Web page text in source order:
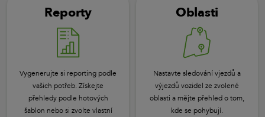
Reporty
Vygenerujte si reporting podle
vašich potřeb. Získejte
přehledy podle hotových
šablon nebo si zvolte vlastní
Oblasti
Nastavte sledování vjezdů a
výjezdů vozidel ze zvolené
oblasti a mějte přehled o tom,
kde se pohybují.